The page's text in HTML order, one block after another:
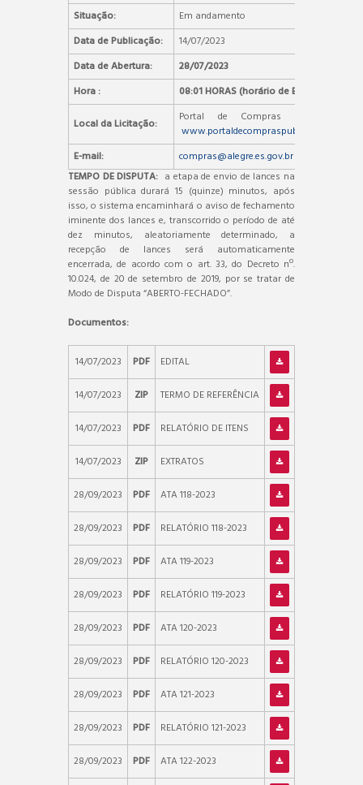
Situação:
Em andamento
Data de Publicação:
14/07/2023
Data de Abertura:
28/07/2023
Hora :
08:01 HORAS (horário de Brasília)
Local da Licitação:
Portal de Compras Públicas –
www.portaldecompraspublicas.com.br
E-mail:
compras@alegre.es.gov.br
TEMPO DE DISPUTA: a etapa de envio de lances na
sessão pública durará 15 (quinze) minutos, após
isso, o sistema encaminhará o aviso de fechamento
iminente dos lances e, transcorrido o período de até
dez minutos, aleatoriamente determinado, a
recepção de lances será automaticamente
encerrada, de acordo com o art. 33, do Decreto nº.
10.024, de 20 de setembro de 2019, por se tratar de
Modo de Disputa “ABERTO-FECHADO”.
Documentos:
14/07/2023 PDF EDITAL
14/07/2023 ZIP TERMO DE REFERÊNCIA
14/07/2023 PDF RELATÓRIO DE ITENS
14/07/2023 ZIP EXTRATOS
28/09/2023 PDF ATA 118-2023
28/09/2023 PDF RELATÓRIO 118-2023
28/09/2023 PDF ATA 119-2023
28/09/2023 PDF RELATÓRIO 119-2023
28/09/2023 PDF ATA 120-2023
28/09/2023 PDF RELATÓRIO 120-2023
28/09/2023 PDF ATA 121-2023
28/09/2023 PDF RELATÓRIO 121-2023
28/09/2023 PDF ATA 122-2023